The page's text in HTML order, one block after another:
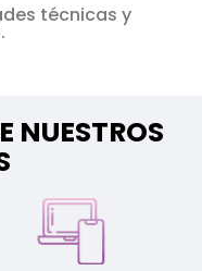
técnicas y
NUESTROS